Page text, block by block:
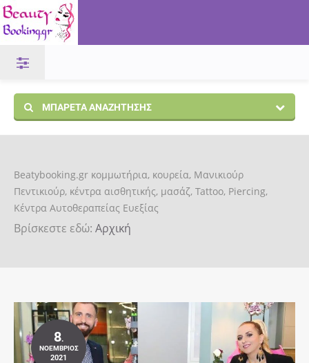
ΜΠΑΡΈΤΑ ΑΝΑΖΉΤΗΣΗΣ
Beatybooking.gr κομμωτήρια, κουρεία, Μανικιούρ
Πεντικιούρ, κέντρα αισθητικής, μασάζ, Tattoo, Piercing,
Κέντρα Αυτοθεραπείας Ευεξίας
Βρίσκεστε εδώ: Αρχική
8.
ΝΟΈΜΒΡΙΟΣ
2021